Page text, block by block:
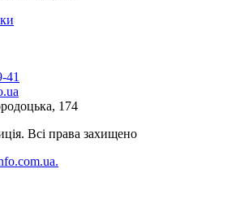
41
174
Всі права захищено
.